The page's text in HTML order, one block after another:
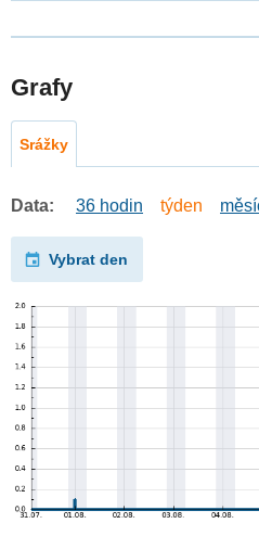
Grafy
Srážky
Data: 36 hodin týden
Vybrat den